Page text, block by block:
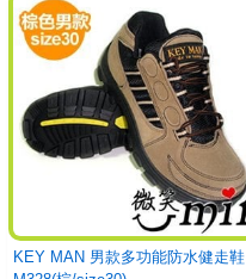
KEY MAN 男款多功能防水健走鞋